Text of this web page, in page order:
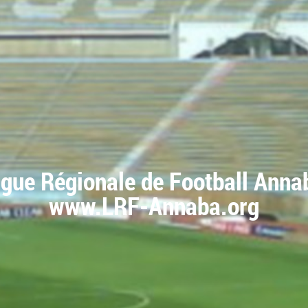
Régionale de Football
www.LRF-Annaba.org